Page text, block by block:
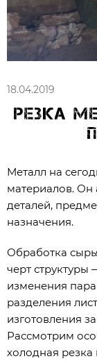
18.04.2019
Резка
Металл на
материалов. Он
деталей,
назначения.
Обработка
черт структуры
изменения
разделения
изготовления
Рассмотрим
холодная резка